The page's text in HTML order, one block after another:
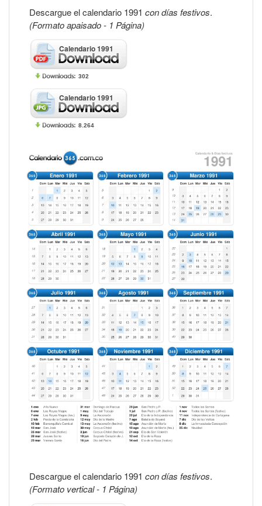
Descargue el calendario 1991con días festivos.
(Formato apaisado - 1 Página)
Calendario 1991
302
Calendario 1991
8.264
Descargue el calendario 1991con días festivos.
(Formato vertical - 1 Página)